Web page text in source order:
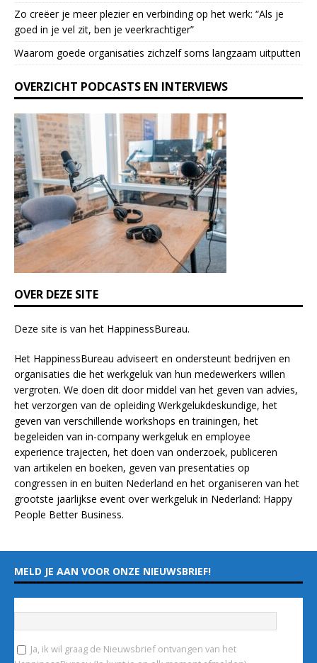
l
a
v
t
h
i
s
f
i
e
l
d
b
l
n
k
.
Zo creëer je meer plezier en verbinding op het werk: “Als je
goed in je vel zit, ben je veerkrach­tiger”
Waarom goede organisaties zichzelf soms langzaam uitputten
OVERZICHT PODCASTS EN INTERVIEWS
OVER DEZE SITE
Deze site is van het HappinessBureau.
Het HappinessBureau adviseert en ondersteunt bedrijven en
organisaties die het werkgeluk van hun medewerkers willen
vergroten. We doen dit door middel van het geven van advies,
het verzorgen van de opleidingWerkgelukdeskundige, het
geven van verschillende workshops en trainingen, het
begeleiden van in-company werkgeluk en employee
experiencetrajecten, het doen van onderzoek, publiceren
van artikelen en boeken, geven van presentaties op
congressen in en buiten Nederland en het organiseren van het
grootste jaarlijkse event over werkgeluk in Nederland: Happy
People Better Business.
MELD JE AAN VOOR ONZE NIEUWSBRIEF!
Ja, ik wil graag de Nieuwsbrief ontvangen van het